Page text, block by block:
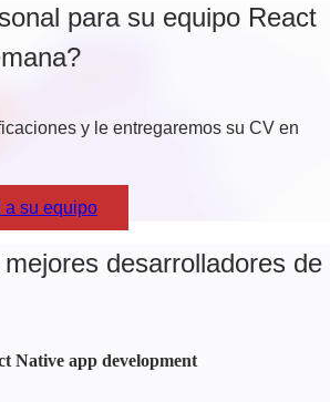
para su equipo React
y le entregaremos su CV en
a su equipo
desarrolladores
Native app development